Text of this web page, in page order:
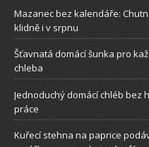
Mazanec bez kalendáře:
klidně i v srpnu
Šťavnatá domácí šunka pro
chleba
Jednoduchý domácí chléb bez
práce
Kuřecí stehna na paprice